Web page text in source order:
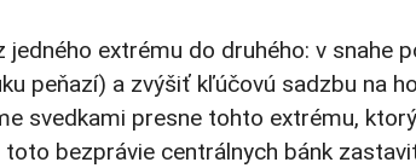
jedného extrému do druhého: v snahe
peňazí) a zvýšiť kľúčovú sadzbu na
svedkami presne tohto extrému,
bezprávie centrálnych bánk